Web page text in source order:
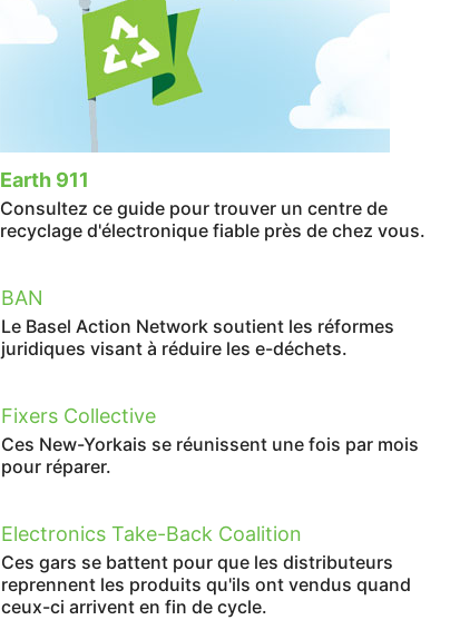
Earth 911
Consultez ce guide pour trouver un centre de
recyclage d'électronique fiable près de chez vous.
BAN
Le Basel Action Network soutient les réformes
juridiques visant à réduire les e-déchets.
Fixers Collective
Ces New-Yorkais se réunissent une fois par mois
pour réparer.
Electronics Take-Back Coalition
Ces gars se battent pour que les distributeurs
reprennent les produits qu'ils ont vendus quand
ceux-ci arrivent en fin de cycle.